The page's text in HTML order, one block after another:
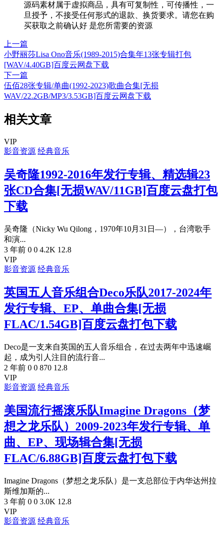
源码素材属于虚拟商品，具有可复制性，可传播性，一
旦授予，不接受任何形式的退款、换货要求。请您在购
买获取之前确认好 是您所需要的资源
上一篇
小野丽莎Lisa Ono音乐(1989-2015)合集年13张专辑打包
[WAV/4.40GB]百度云网盘下载
下一篇
伍佰28张专辑/单曲(1992-2023)歌曲合集[无损
WAV/22.2GB/MP3/3.53GB]百度云网盘下载
相关文章
VIP
影音资源 经典音乐
吴奇隆1992-2016年发行专辑、精选辑23
张CD合集[无损WAV/11GB]百度云盘打包
下载
吴奇隆（Nicky Wu Qilong，1970年10月31日—），台湾歌手
和演...
3 年前 0 0 4.2K 12.8
VIP
影音资源 经典音乐
英国五人音乐组合Deco乐队2017-2024年
发行专辑、EP、单曲合集[无损
FLAC/1.54GB]百度云盘打包下载
Deco是一支来自英国的五人音乐组合，在过去两年中迅速崛
起，成为引人注目的流行音...
2 年前 0 0 870 12.8
VIP
影音资源 经典音乐
美国流行摇滚乐队Imagine Dragons（梦
想之龙乐队）2009-2023年发行专辑、单
曲、EP、现场辑合集[无损
FLAC/6.88GB]百度云盘打包下载
Imagine Dragons（梦想之龙乐队）是一支总部位于内华达州拉
斯维加斯的...
3 年前 0 0 3.0K 12.8
VIP
影音资源 经典音乐